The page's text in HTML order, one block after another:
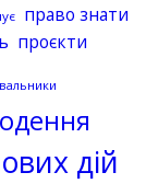
право знати
проєкти
дій